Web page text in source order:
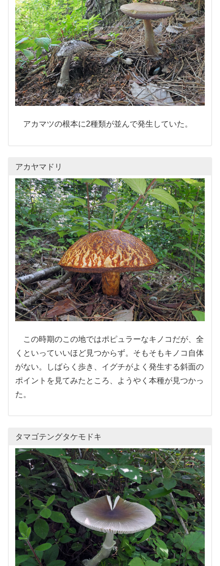
アカマツの根本に2種類が並んで発生していた。
アカヤマドリ
この時期のこの地ではポピュラーなキノコだが、全
くといっていいほど見つからず。そもそもキノコ自体
がない。しばらく歩き、イグチがよく発生する斜面の
ポイントを見てみたところ、ようやく本種が見つかっ
た。
タマゴテングタケモドキ